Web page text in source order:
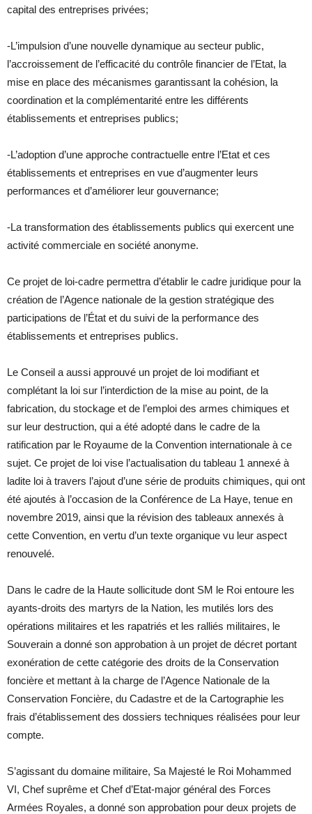
capital des entreprises privées;
-L’impulsion d’une nouvelle dynamique au secteur public,
l’accroissement de l’efficacité du contrôle financier de l’Etat, la
mise en place des mécanismes garantissant la cohésion, la
coordination et la complémentarité entre les différents
établissements et entreprises publics;
-L’adoption d’une approche contractuelle entre l’Etat et ces
établissements et entreprises en vue d’augmenter leurs
performances et d’améliorer leur gouvernance;
-La transformation des établissements publics qui exercent une
activité commerciale en société anonyme.
Ce projet de loi-cadre permettra d’établir le cadre juridique pour la
création de l’Agence nationale de la gestion stratégique des
participations de l’État et du suivi de la performance des
établissements et entreprises publics.
Le Conseil a aussi approuvé un projet de loi modifiant et
complétant la loi sur l’interdiction de la mise au point, de la
fabrication, du stockage et de l’emploi des armes chimiques et
sur leur destruction, qui a été adopté dans le cadre de la
ratification par le Royaume de la Convention internationale à ce
sujet. Ce projet de loi vise l’actualisation du tableau 1 annexé à
ladite loi à travers l’ajout d’une série de produits chimiques, qui ont
été ajoutés à l’occasion de la Conférence de La Haye, tenue en
novembre 2019, ainsi que la révision des tableaux annexés à
cette Convention, en vertu d’un texte organique vu leur aspect
renouvelé.
Dans le cadre de la Haute sollicitude dont SM le Roi entoure les
ayants-droits des martyrs de la Nation, les mutilés lors des
opérations militaires et les rapatriés et les ralliés militaires, le
Souverain a donné son approbation à un projet de décret portant
exonération de cette catégorie des droits de la Conservation
foncière et mettant à la charge de l’Agence Nationale de la
Conservation Foncière, du Cadastre et de la Cartographie les
frais d’établissement des dossiers techniques réalisées pour leur
compte.
S’agissant du domaine militaire, Sa Majesté le Roi Mohammed
VI, Chef suprême et Chef d’Etat-major général des Forces
Armées Royales, a donné son approbation pour deux projets de